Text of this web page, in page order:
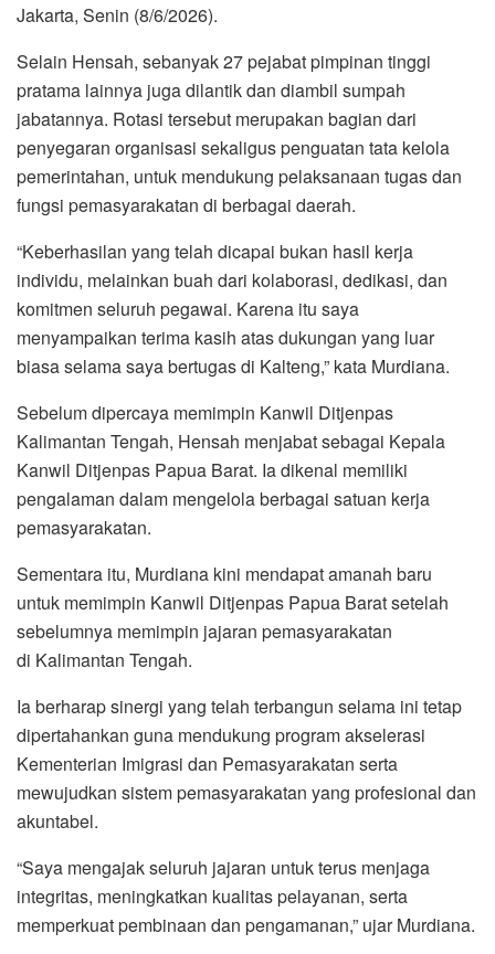
Jakarta, Senin (8/6/2026).
Selain Hensah, sebanyak 27 pejabat pimpinan tinggi
pratama lainnya juga dilantik dan diambil sumpah
jabatannya. Rotasi tersebut merupakan bagian dari
penyegaran organisasi sekaligus penguatan tata kelola
pemerintahan, untuk mendukung pelaksanaan tugas dan
fungsi pemasyarakatan di berbagai daerah.
“Keberhasilan yang telah dicapai bukan hasil kerja
individu, melainkan buah dari kolaborasi, dedikasi, dan
komitmen seluruh pegawai. Karena itu saya
menyampaikan terima kasih atas dukungan yang luar
biasa selama saya bertugas di Kalteng,” kata Murdiana.
Sebelum dipercaya memimpin Kanwil Ditjenpas
Kalimantan Tengah, Hensah menjabat sebagai Kepala
Kanwil Ditjenpas Papua Barat. Ia dikenal memiliki
pengalaman dalam mengelola berbagai satuan kerja
pemasyarakatan.
Sementara itu, Murdiana kini mendapat amanah baru
untuk memimpin Kanwil Ditjenpas Papua Barat setelah
sebelumnya memimpin jajaran pemasyarakatan
di Kalimantan Tengah.
Ia berharap sinergi yang telah terbangun selama ini tetap
dipertahankan guna mendukung program akselerasi
Kementerian Imigrasi dan Pemasyarakatan serta
mewujudkan sistem pemasyarakatan yang profesional dan
akuntabel.
“Saya mengajak seluruh jajaran untuk terus menjaga
integritas, meningkatkan kualitas pelayanan, serta
memperkuat pembinaan dan pengamanan,” ujar Murdiana.